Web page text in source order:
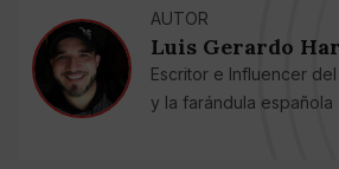
AUTOR
Luis Gerardo
Escritor e Influencer
y la farándula española